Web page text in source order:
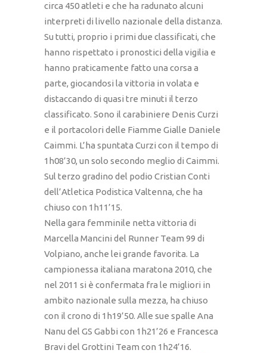
circa 450 atleti e che ha radunato alcuni
interpreti di livello nazionale della distanza.
Su tutti, proprio i primi due classificati, che
hanno rispettato i pronostici della vigilia e
hanno praticamente fatto una corsa a
parte, giocandosi la vittoria in volata e
distaccando di quasi tre minuti il terzo
classificato. Sono il carabiniere Denis Curzi
e il portacolori delle Fiamme Gialle Daniele
Caimmi. L’ha spuntata Curzi con il tempo di
1h08’30, un solo secondo meglio di Caimmi.
Sul terzo gradino del podio Cristian Conti
dell’Atletica Podistica Valtenna, che ha
chiuso con 1h11’15.
Nella gara femminile netta vittoria di
Marcella Mancini del Runner Team 99 di
Volpiano, anche lei grande favorita. La
campionessa italiana maratona 2010, che
nel 2011 si è confermata fra le migliori in
ambito nazionale sulla mezza, ha chiuso
con il crono di 1h19’50. Alle sue spalle Ana
Nanu del GS Gabbi con 1h21’26 e Francesca
Bravi del Grottini Team con 1h24’16.